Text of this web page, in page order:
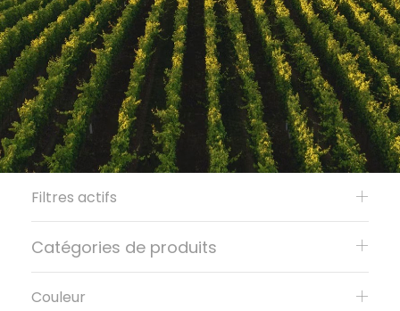
Filtres actifs
Catégories de produits
Couleur